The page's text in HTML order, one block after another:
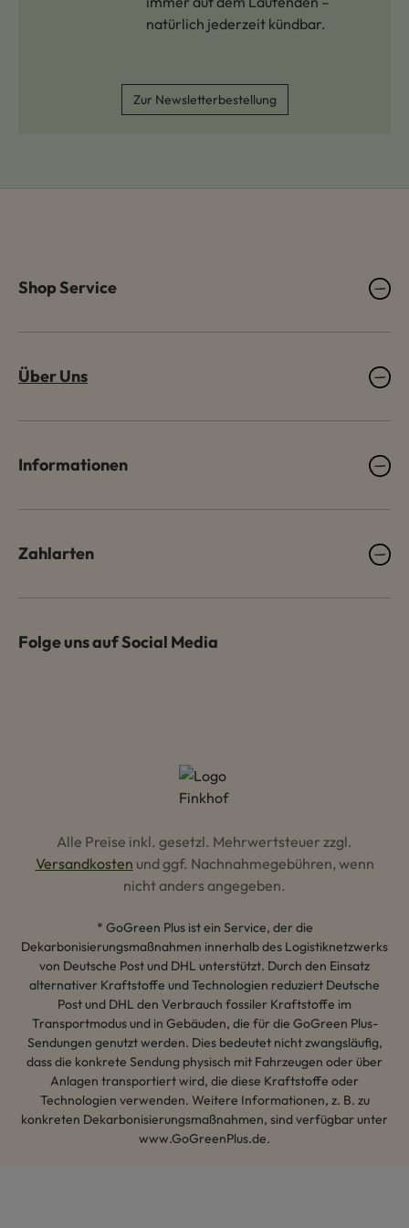
natürlich jederzeit kündbar.
Zur Newsletterbestellung
Shop Service
Über Uns
Informationen
Zahlarten
Folge uns auf Social Media
Alle Preise inkl. gesetzl. Mehrwertsteuer zzgl.
Versandkosten und ggf. Nachnahmegebühren, wenn
nicht anders angegeben.
* GoGreen Plus ist ein Service, der die
Dekarbonisierungsmaßnahmen innerhalb des Logistiknetzwerks
von Deutsche Post und DHL unterstützt. Durch den Einsatz
alternativer Kraftstoffe und Technologien reduziert Deutsche
Post und DHL den Verbrauch fossiler Kraftstoffe im
Transportmodus und in Gebäuden, die für die GoGreen Plus-
Sendungen genutzt werden. Dies bedeutet nicht zwangsläufig,
dass die konkrete Sendung physisch mit Fahrzeugen oder über
Anlagen transportiert wird, die diese Kraftstoffe oder
Technologien verwenden. Weitere Informationen, z. B. zu
konkreten Dekarbonisierungsmaßnahmen, sind verfügbar unter
www.GoGreenPlus.de.